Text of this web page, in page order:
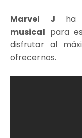
Marvel J ha
musical para
disfrutar al
ofrecernos.